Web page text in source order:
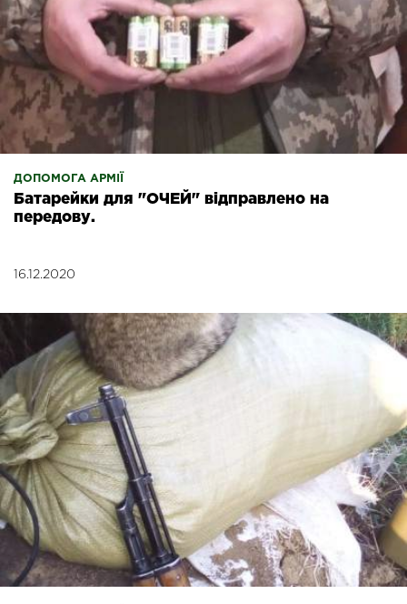
ДОПОМОГА АРМІЇ
Батарейки для "ОЧЕЙ" відправлено на
передову.
16.12.2020